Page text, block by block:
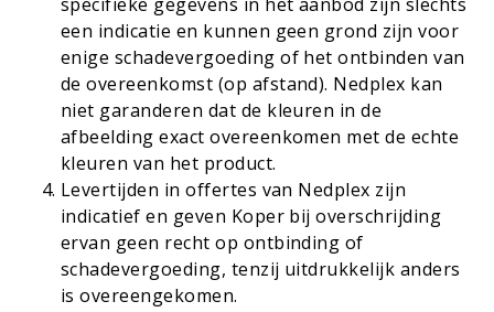
een indicatie en kunnen geen grond zijn voor
enige schadevergoeding of het ontbinden van
de overeenkomst (op afstand). Nedplex kan
niet garanderen dat de kleuren in de
afbeelding exact overeenkomen met de echte
kleuren van het product.
Levertijden in offertes van Nedplex zijn
indicatief en geven Koper bij overschrijding
ervan geen recht op ontbinding of
schadevergoeding, tenzij uitdrukkelijk anders
is overeengekomen.